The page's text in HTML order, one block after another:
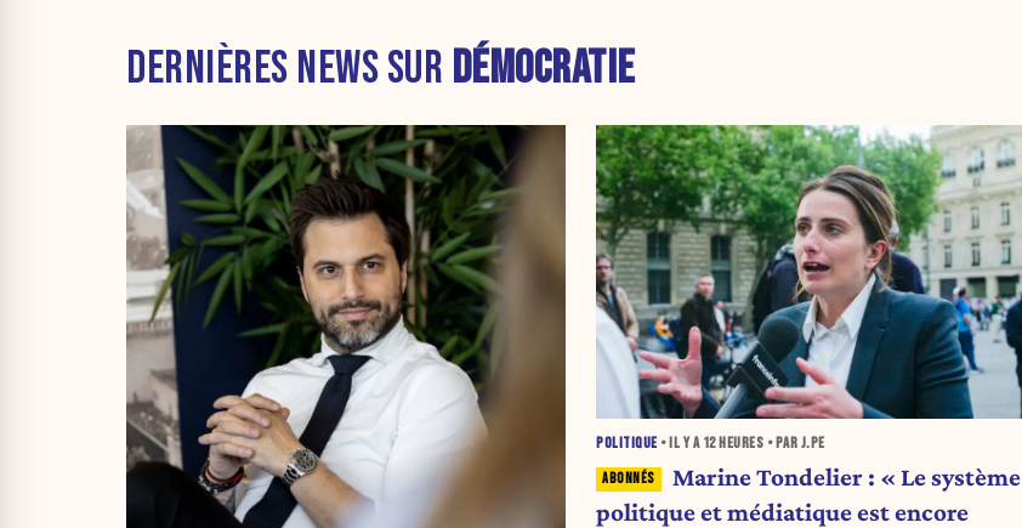
DERNIÈRES NEWS SUR DÉMOCRATIE
POLITIQUE • IL Y A 12 HEURES • PAR J.PE
Marine Tondelier : « Le système
politique et médiatique est encore